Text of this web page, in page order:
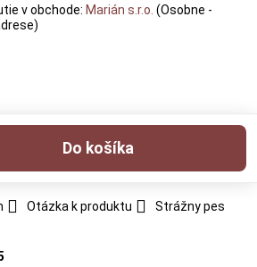
Marián s.r.o. (Osobne -
Do košíka
Otázka k produktu
Strážny pes